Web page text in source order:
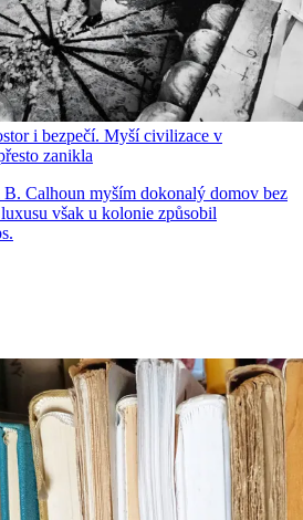
i bezpečí. Myší civilizace v
zanikla
Calhoun myším dokonalý domov bez
však u kolonie způsobil